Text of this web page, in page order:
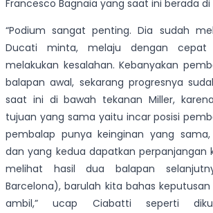
Francesco Bagnaia yang saat ini berada
“Podium sangat penting. Dia sudah
Ducati minta, melaju dengan
melakukan kesalahan. Kebanyakan
balapan awal, sekarang progresnya
saat ini di bawah tekanan Miller,
tujuan yang sama yaitu incar posisi
pembalap punya keinginan yang
dan yang kedua dapatkan perpanjangan
melihat hasil dua balapan
Barcelona), barulah kita bahas
ambil,” ucap Ciabatti seperti